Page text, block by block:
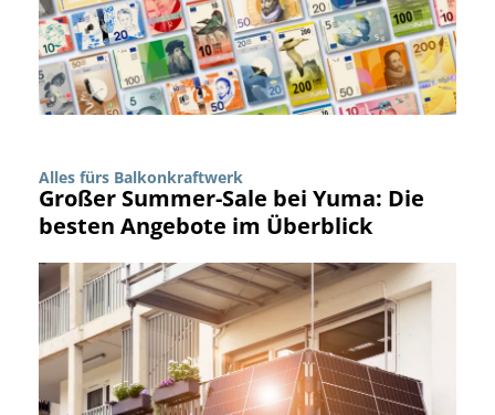
Alles fürs Balkonkraftwerk
Großer Summer-Sale bei Yuma: Die
besten Angebote im Überblick